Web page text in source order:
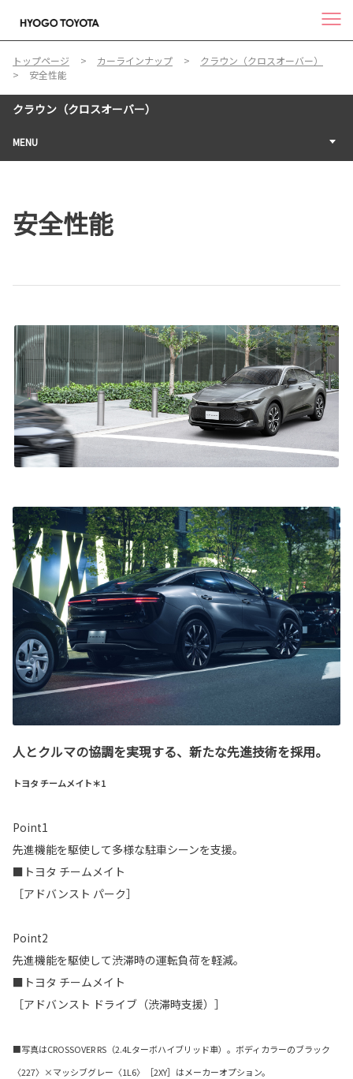
トップページ カーラインナップ
クラウン（クロスオーバー）
安全性能
クラウン（クロスオーバー）
MENU
安全性能
人とクルマの協調を実現する、新たな先進技術を採用。
トヨタ チームメイト＊1
Point1
先進機能を駆使して多様な駐車シーンを支援。
■トヨタ チームメイト
［アドバンスト パーク］
Point2
先進機能を駆使して渋滞時の運転負荷を軽減。
■トヨタ チームメイト
［アドバンスト ドライブ（渋滞時支援）］
■写真はCROSSOVER RS（2.4Lターボハイブリッド車）。ボディカラーのブラック
〈227〉×マッシブグレー〈1L6〉［2XY］はメーカーオプション。